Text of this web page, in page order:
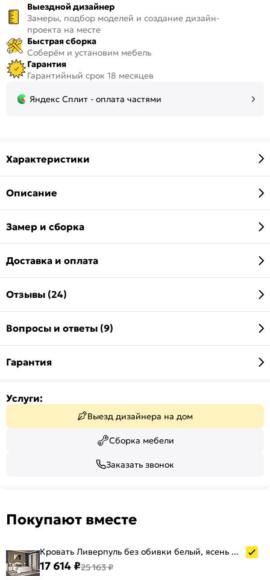
Выездной дизайнер
Замеры, подбор моделей и создание дизайн-
проекта на месте
Быстрая сборка
Соберём и установим мебель
Гарантия
Гарантийный срок 18 месяцев
Яндекс Сплит - оплата частями
Характеристики
Описание
Замер и сборка
Доставка и оплата
Отзывы (24)
Вопросы и ответы (9)
Гарантия
Услуги:
Выезд дизайнера на дом
Сборка мебели
Заказать звонок
Покупают вместе
Кровать Ливерпуль без обивки белый, ясень ваниль без П/М 1600x2000, изголовье жесткое
17 614 ₽25 163 ₽